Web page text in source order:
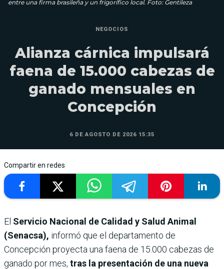
entre una firma brasileña y un frigorífico local. Foto: Gentileza
NEGOCIOS
Alianza cárnica impulsará
faena de 15.000 cabezas de
ganado mensuales en
Concepción
6 DE AGOSTO DE 2026 15:35
Compartir en redes
El Servicio Nacional de Calidad y Salud Animal
(Senacsa), informó que el departamento de
Concepción proyecta una faena de 15.000 cabezas de
ganado por mes, tras la presentación de una nueva